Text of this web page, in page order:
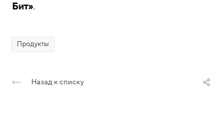
Бит».
Продукты
Назад к списку